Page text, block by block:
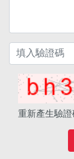
重新產生驗證